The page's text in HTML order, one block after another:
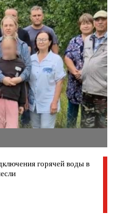
горячей воды в